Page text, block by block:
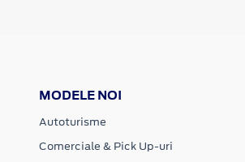
MODELE NOI
Autoturisme
Comerciale & Pick Up-uri